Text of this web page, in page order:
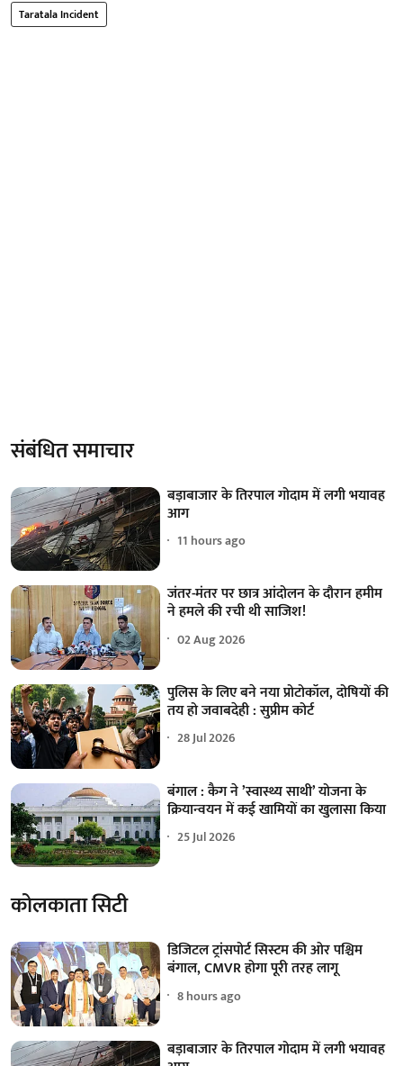
Taratala Incident
संबंधित समाचार
बड़ाबाजार के तिरपाल गोदाम में लगी भयावह
आग
11 hours ago
जंतर-मंतर पर छात्र आंदोलन के दौरान हमीम
ने हमले की रची थी साजिश!
02 Aug 2026
पुलिस के लिए बने नया प्रोटोकॉल, दोषियों की
तय हो जवाबदेही : सुप्रीम कोर्ट
28 Jul 2026
बंगाल : कैग ने ’स्वास्थ्य साथी’ योजना के
क्रियान्वयन में कई खामियों का खुलासा किया
25 Jul 2026
कोलकाता सिटी
डिजिटल ट्रांसपोर्ट सिस्टम की ओर पश्चिम
बंगाल, CMVR होगा पूरी तरह लागू
8 hours ago
बड़ाबाजार के तिरपाल गोदाम में लगी भयावह